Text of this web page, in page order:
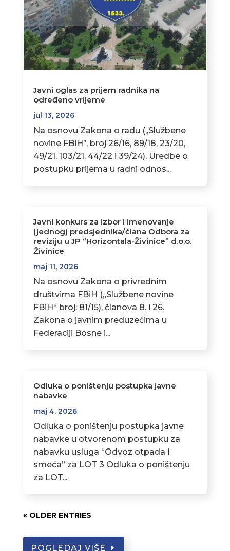
Javni oglas za prijem radnika na
određeno vrijeme
jul 13, 2026
Na osnovu Zakona o radu (,,Službene
novine FBiH’’, broj 26/16, 89/18, 23/20,
49/21, 103/21, 44/22 i 39/24), Uredbe o
postupku prijema u radni odnos...
Javni konkurs za izbor i imenovanje
(jednog) predsjednika/člana Odbora za
reviziju u JP “Horizontala-Živinice” d.o.o.
Živinice
maj 11, 2026
Na osnovu Zakona o privrednim
društvima FBiH („Službene novine
FBiH“ broj: 81/15), članova 8. i 26.
Zakona o javnim preduzećima u
Federaciji Bosne i...
Odluka o poništenju postupka javne
nabavke
maj 4, 2026
Odluka o poništenju postupka javne
nabavke u otvorenom postupku za
nabavku usluga “Odvoz otpada i
smeća” za LOT 3 Odluka o poništenju
za LOT...
« OLDER ENTRIES
POGLEDAJ VIŠE